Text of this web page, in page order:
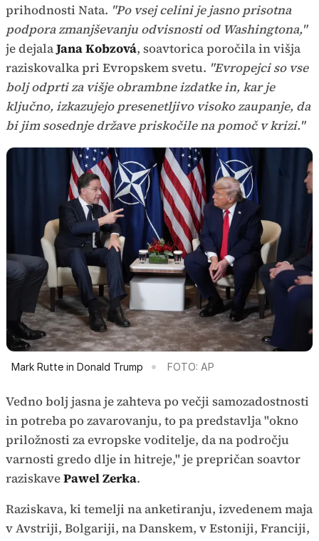
prihodnosti Nata. "Po vsej celini je jasno prisotna
podpora zmanjševanju odvisnosti od Washingtona,"
je dejalaJana Kobzová, soavtorica poročila in višja
raziskovalka pri Evropskem svetu. "Evropejci so vse
bolj odprti za višje obrambne izdatke in, kar je
ključno, izkazujejo presenetljivo visoko zaupanje, da
bi jim sosednje države priskočile na pomoč v krizi."
Mark Rutte in Donald Trump FOTO: AP
Vedno bolj jasna je zahteva po večji samozadostnosti
in potreba po zavarovanju, to pa predstavlja "okno
priložnosti za evropske voditelje, da na področju
varnosti gredo dlje in hitreje," je prepričan soavtor
raziskavePawel Zerka.
Raziskava, ki temelji na anketiranju, izvedenem maja
v Avstriji, Bolgariji, na Danskem, v Estoniji, Franciji,